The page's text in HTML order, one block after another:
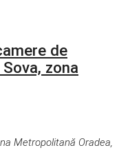
de
zona
Metropolitană Oradea,